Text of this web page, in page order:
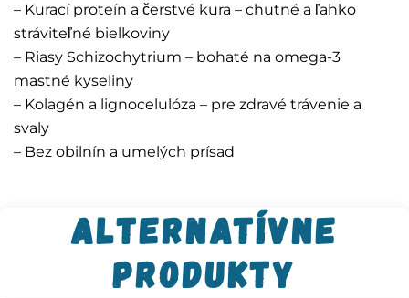
– Kurací proteín a čerstvé kura – chutné a ľahko
stráviteľné bielkoviny
– Riasy Schizochytrium – bohaté na omega-3
mastné kyseliny
– Kolagén a lignocelulóza – pre zdravé trávenie a
svaly
– Bez obilnín a umelých prísad
Alternatívne
produkty